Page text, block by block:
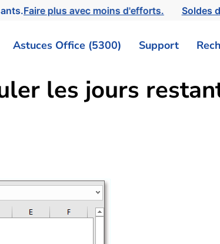
Faire plus avec moins d'efforts. Soldes
Astuces Office (5300) Support
les jours